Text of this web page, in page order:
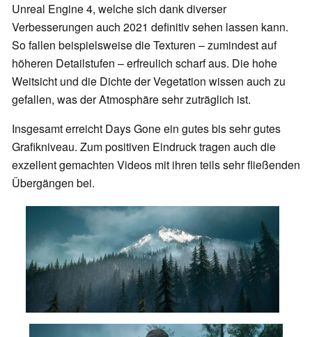
Unreal Engine 4, welche sich dank diverser
Verbesserungen auch 2021 definitiv sehen lassen kann.
So fallen beispielsweise die Texturen – zumindest auf
höheren Detailstufen – erfreulich scharf aus. Die hohe
Weitsicht und die Dichte der Vegetation wissen auch zu
gefallen, was der Atmosphäre sehr zuträglich ist.
Insgesamt erreicht Days Gone ein gutes bis sehr gutes
Grafikniveau. Zum positiven Eindruck tragen auch die
exzellent gemachten Videos mit ihren teils sehr fließenden
Übergängen bei.